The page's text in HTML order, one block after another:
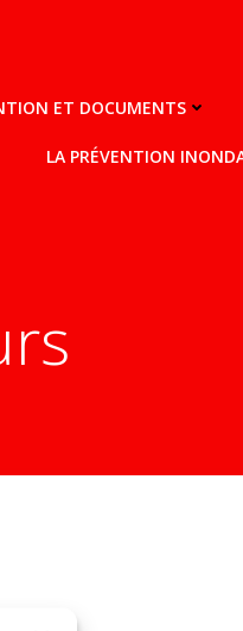
ET DOCUMENTS
LA PRÉVENTION